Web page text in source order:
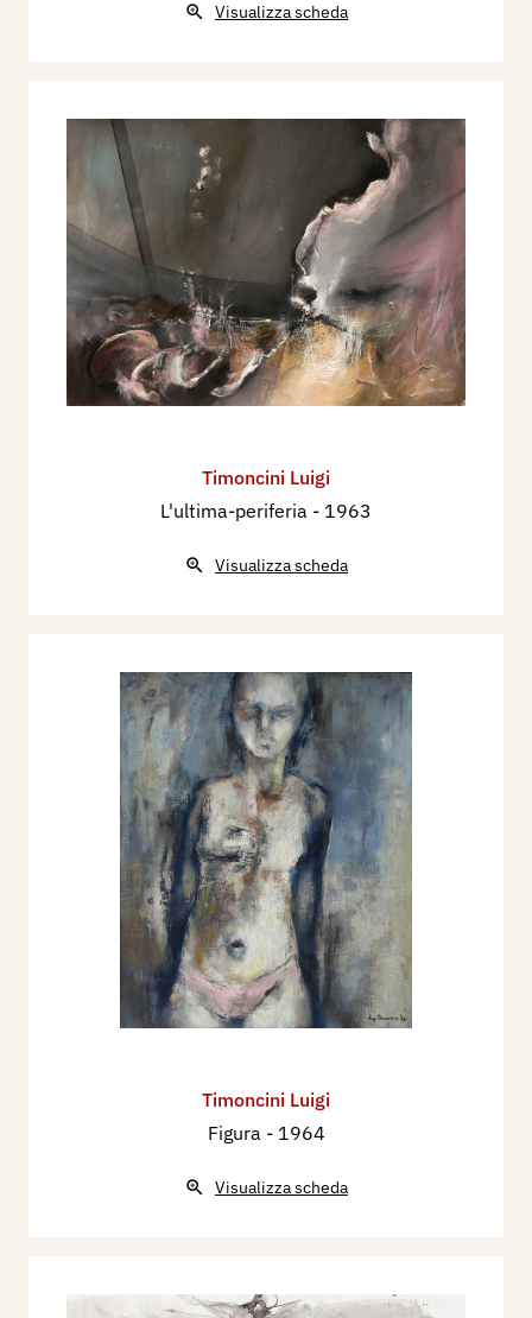
Visualizza scheda
Timoncini Luigi
L'ultima-periferia - 1963
Visualizza scheda
Timoncini Luigi
Figura - 1964
Visualizza scheda